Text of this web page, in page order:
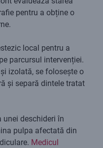
pentru a obține o
local pentru a
parcursul intervenției.
izolată, se folosește o
și separă dintele tratat
unei deschideri în
pulpa afectată din
Medicul